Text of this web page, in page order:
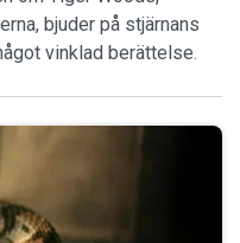
bjuder på stjärnans
vinklad berättelse.